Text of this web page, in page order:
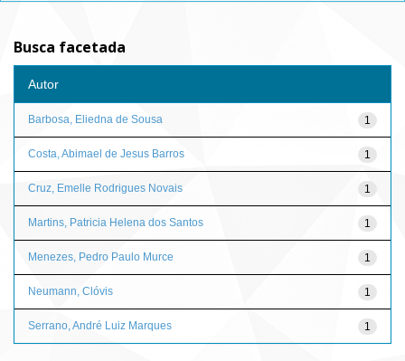
Busca facetada
Autor
1
Barbosa, Eliedna de Sousa
1
Costa, Abimael de Jesus Barros
1
Cruz, Emelle Rodrigues Novais
1
Martins, Patricia Helena dos Santos
1
Menezes, Pedro Paulo Murce
1
Neumann, Clóvis
1
Serrano, André Luiz Marques